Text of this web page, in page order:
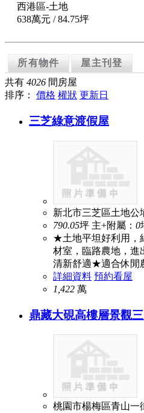
西港區-土地
638萬元 / 84.75坪
所有物件
屋主刊登
共有 4026 間房屋
排序： 價格 權狀 更新日
三芝綠意渡假屋
新北市三芝區土地公
790.05坪 主+附屬： 0
★土地平坦好利用，
材室，臨路農地，
清新舒適★適合休閒
詳細資料 預約看屋
1,422 萬
鼎藏大硯高樓層景觀
桃園市楊梅區青山一